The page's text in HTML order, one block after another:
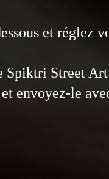
et réglez
Spiktri Street
envoyez-le